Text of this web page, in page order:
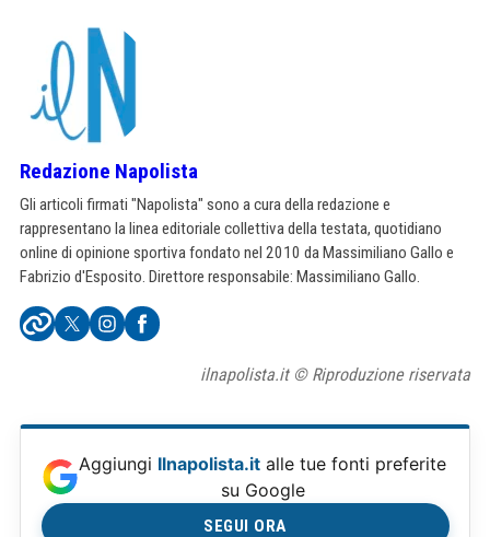
Redazione Napolista
Gli articoli firmati "Napolista" sono a cura della redazione e
rappresentano la linea editoriale collettiva della testata, quotidiano
online di opinione sportiva fondato nel 2010 da Massimiliano Gallo e
Fabrizio d'Esposito. Direttore responsabile: Massimiliano Gallo.
ilnapolista.it © Riproduzione riservata
Aggiungi Ilnapolista.it alle tue fonti preferite
su Google
SEGUI ORA